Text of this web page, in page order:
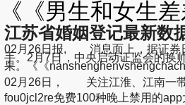
《《男生和女生
江苏省婚姻登记最新数
02月26日报, 消息面上，据证券日
手。2月7日，中央启动证监会的换
果。《《
02月26日， 关注江淮、江南一带
fou0jcl2re免费100种晚上禁用的